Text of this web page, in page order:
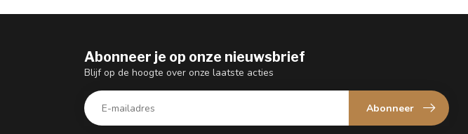
Abonneer je op onze nieuwsbrief
Blijf op de hoogte over onze laatste acties
Abonneer